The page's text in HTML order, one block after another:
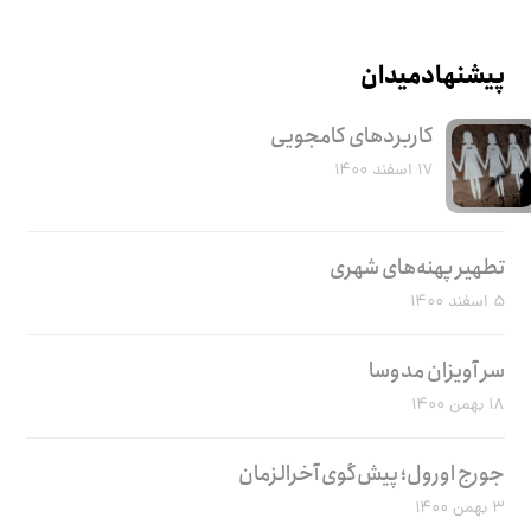
پیشنهاد میدان
کاربرد‌های کامجویی
۱۷ اسفند ۱۴۰۰
تطهیر پهنه‌های شهری
۵ اسفند ۱۴۰۰
سر آویزان مدوسا
۱۸ بهمن ۱۴۰۰
جورج اورول؛ پیش‌گوی آخرالزمان
۳ بهمن ۱۴۰۰